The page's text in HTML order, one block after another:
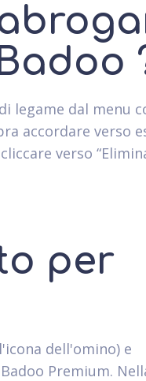
legame dal menu
accordare verso
verso
per
dell'omino) e
Premium.